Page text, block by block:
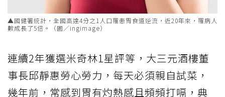
▲國健署統計，全國高達4分之1人口罹患胃食道逆流，近20年來，罹病人
數成長了5倍。（圖／ingimage）
連續2年獲選米奇林1星評等，大三元酒樓董
事長邱靜惠勞心勞力，每天必須親自試菜，
幾年前，常感到胃有灼熱感且頻頻打嗝，典